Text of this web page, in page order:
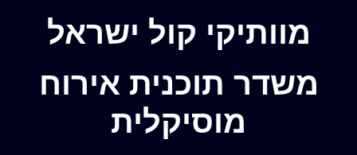
מוותיקי קול ישראל
משדר תוכנית אירוח
מוסיקלית